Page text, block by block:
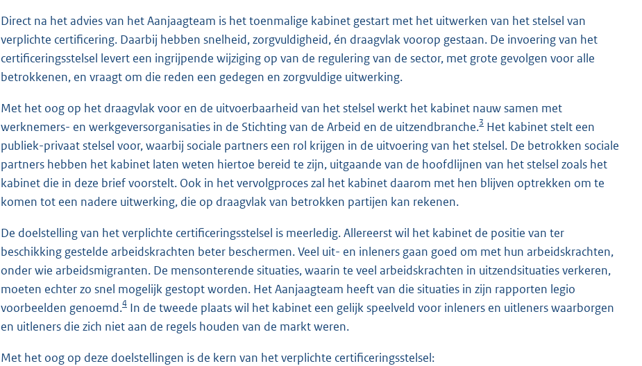
Direct na het advies van het Aanjaagteam is het toenmalige kabinet gestart met het uitwerken van het stelsel van
verplichte certificering. Daarbij hebben snelheid, zorgvuldigheid, én draagvlak voorop gestaan. De invoering van het
certificeringsstelsel levert een ingrijpende wijziging op van de regulering van de sector, met grote gevolgen voor alle
betrokkenen, en vraagt om die reden een gedegen en zorgvuldige uitwerking.
Met het oog op het draagvlak voor en de uitvoerbaarheid van het stelsel werkt het kabinet nauw samen met
werknemers- en werkgeversorganisaties in de Stichting van de Arbeid en de uitzendbranche.3 Het kabinet stelt een
publiek-privaat stelsel voor, waarbij sociale partners een rol krijgen in de uitvoering van het stelsel. De betrokken sociale
partners hebben het kabinet laten weten hiertoe bereid te zijn, uitgaande van de hoofdlijnen van het stelsel zoals het
kabinet die in deze brief voorstelt. Ook in het vervolgproces zal het kabinet daarom met hen blijven optrekken om te
komen tot een nadere uitwerking, die op draagvlak van betrokken partijen kan rekenen.
De doelstelling van het verplichte certificeringsstelsel is meerledig. Allereerst wil het kabinet de positie van ter
beschikking gestelde arbeidskrachten beter beschermen. Veel uit- en inleners gaan goed om met hun arbeidskrachten,
onder wie arbeidsmigranten. De mensonterende situaties, waarin te veel arbeidskrachten in uitzendsituaties verkeren,
moeten echter zo snel mogelijk gestopt worden. Het Aanjaagteam heeft van die situaties in zijn rapporten legio
voorbeelden genoemd.4 In de tweede plaats wil het kabinet een gelijk speelveld voor inleners en uitleners waarborgen
en uitleners die zich niet aan de regels houden van de markt weren.
Met het oog op deze doelstellingen is de kern van het verplichte certificeringsstelsel: